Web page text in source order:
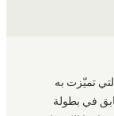
تميّزت به
في بطولة